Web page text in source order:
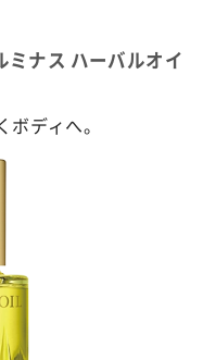
ミナス ハーバルオイ
ディへ。